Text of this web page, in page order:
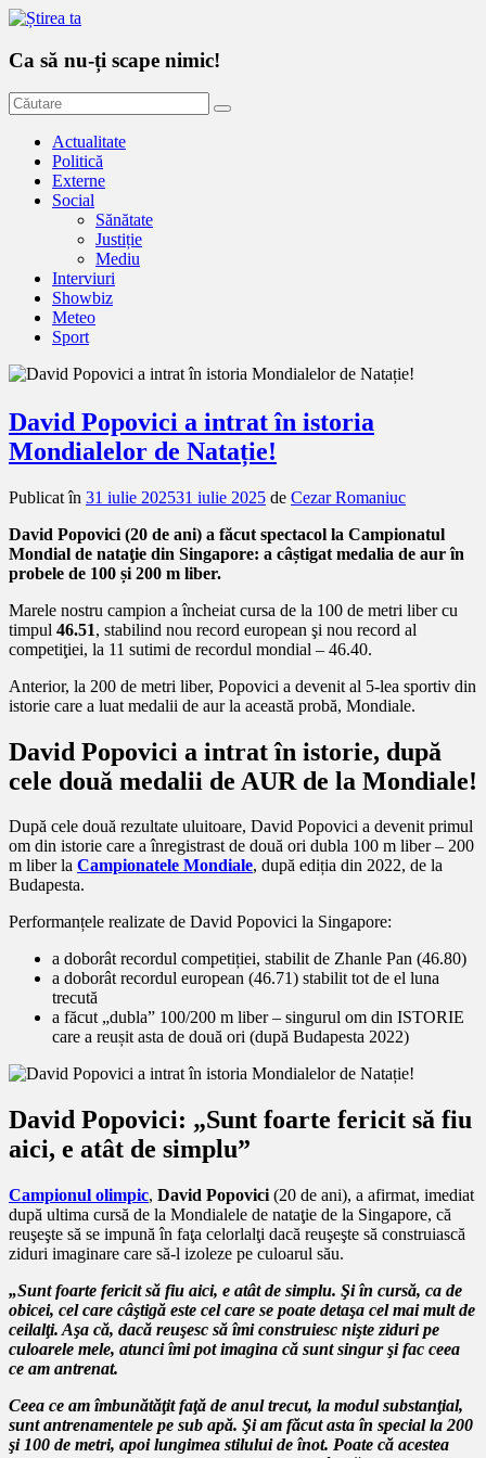
Ca să nu-ți scape nimic!
Actualitate
Politică
Externe
Social
Sănătate
Justiție
Mediu
Interviuri
Showbiz
Meteo
Sport
David Popovici a intrat în istoria
Mondialelor de Natație!
Publicat în 31 iulie 202531 iulie 2025 de Cezar Romaniuc
David Popovici (20 de ani) a făcut spectacol la Campionatul
Mondial de nataţie din Singapore: a câștigat medalia de aur în
probele de 100 și 200 m liber.
Marele nostru campion a încheiat cursa de la 100 de metri liber cu
timpul 46.51, stabilind nou record european şi nou record al
competiţiei, la 11 sutimi de recordul mondial – 46.40.
Anterior, la 200 de metri liber, Popovici a devenit al 5-lea sportiv din
istorie care a luat medalii de aur la această probă, Mondiale.
David Popovici a intrat în istorie, după
cele două medalii de AUR de la Mondiale!
După cele două rezultate uluitoare, David Popovici a devenit primul
om din istorie care a înregistrast de două ori dubla 100 m liber – 200
m liber la Campionatele Mondiale, după ediția din 2022, de la
Budapesta.
Performanțele realizate de David Popovici la Singapore:
a doborât recordul competiției, stabilit de Zhanle Pan (46.80)
a doborât recordul european (46.71) stabilit tot de el luna
trecută
a făcut „dubla” 100/200 m liber – singurul om din ISTORIE
care a reușit asta de două ori (după Budapesta 2022)
David Popovici: „Sunt foarte fericit să fiu
aici, e atât de simplu”
Campionul olimpic, David Popovici (20 de ani), a afirmat, imediat
după ultima cursă de la Mondialele de nataţie de la Singapore, că
reuşeşte să se impună în faţa celorlalţi dacă reuşeşte să construiască
ziduri imaginare care să-l izoleze pe culoarul său.
„Sunt foarte fericit să fiu aici, e atât de simplu. Şi în cursă, ca de
obicei, cel care câştigă este cel care se poate detaşa cel mai mult de
ceilalţi. Aşa că, dacă reuşesc să îmi construiesc nişte ziduri pe
culoarele mele, atunci îmi pot imagina că sunt singur şi fac ceea
ce am antrenat.
Ceea ce am îmbunătăţit faţă de anul trecut, la modul substanţial,
sunt antrenamentele pe sub apă. Şi am făcut asta în special la 200
şi 100 de metri, apoi lungimea stilului de înot. Poate că acestea